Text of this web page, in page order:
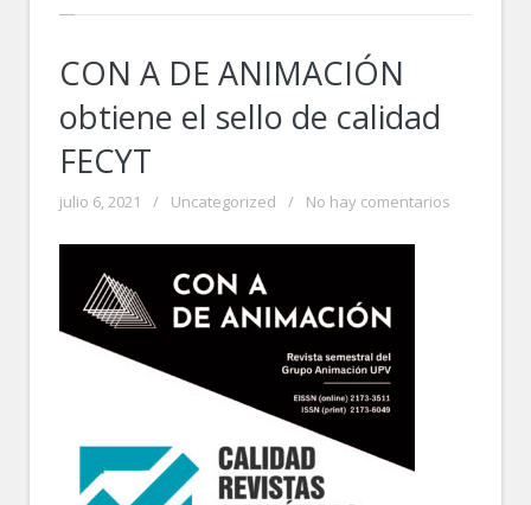
CON A DE ANIMACIÓN
obtiene el sello de calidad
FECYT
julio 6, 2021 / Uncategorized / No hay comentarios